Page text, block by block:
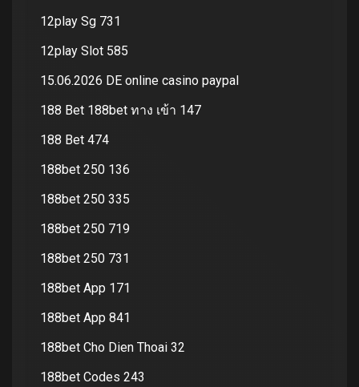
12play Sg 731
12play Slot 585
15.06.2026 DE online casino paypal
188 Bet 188bet ทาง เข้า 147
188 Bet 474
188bet 250 136
188bet 250 335
188bet 250 719
188bet 250 731
188bet App 171
188bet App 841
188bet Cho Dien Thoai 32
188bet Codes 243